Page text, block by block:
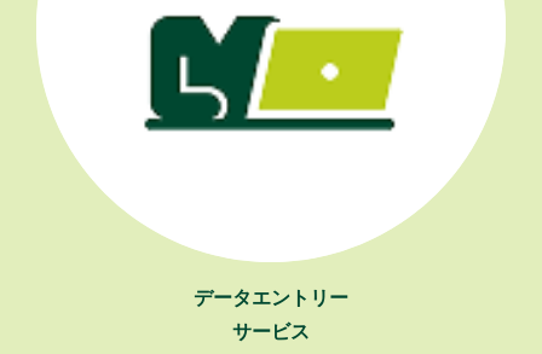
データエントリー
サービス